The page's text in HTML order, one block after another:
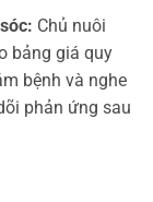
Chủ nuôi
bảng giá quy
bệnh và nghe
phản ứng sau